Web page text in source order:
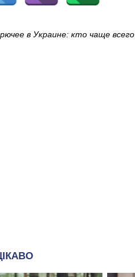
в Украине: кто чаще